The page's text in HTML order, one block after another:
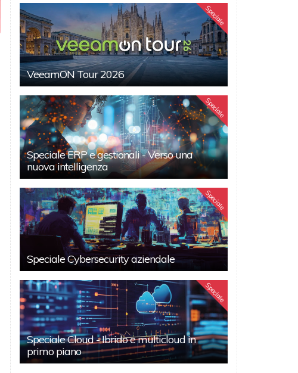
Speciale
VeeamON Tour 2026
Speciale
Speciale ERP e gestionali - Verso una
nuova intelligenza
Speciale
Speciale Cybersecurity aziendale
Speciale
Speciale Cloud - Ibrido e multicloud in
primo piano